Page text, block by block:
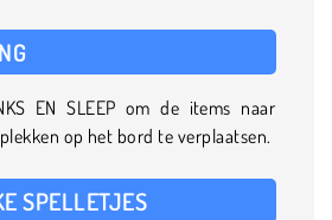
EN SLEEP om de items naar
op het bord te verplaatsen.
SPELLETJES